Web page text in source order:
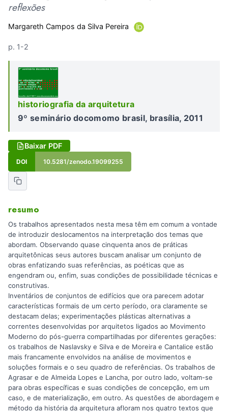
reflexões
Margareth Campos da Silva Pereira
p. 1-2
historiografia da arquitetura
9º seminário docomomo brasil, brasília, 2011
Baixar PDF
DOI 10.5281/zenodo.19099255
resumo
Os trabalhos apresentados nesta mesa têm em comum a vontade
de introduzir deslocamentos na interpretação dos temas que
abordam. Observando quase cinquenta anos de práticas
arquitetônicas seus autores buscam analisar um conjunto de
obras enfatizando suas referências, as poéticas que as
engendram ou, enfim, suas condições de possibilidade técnicas e
construtivas.
Inventários de conjuntos de edifícios que ora parecem adotar
características formais de um certo período, ora claramente se
destacam delas; experimentações plásticas alternativas a
correntes desenvolvidas por arquitetos ligados ao Movimento
Moderno do pós-guerra compartilhadas por diferentes gerações:
os trabalhos de Naslavsky e Silva e de Moreira e Cantalice estão
mais francamente envolvidos na análise de movimentos e
soluções formais e o seu quadro de referências. Os trabalhos de
Agrasar e de Almeida Lopes e Lancha, por outro lado, voltam-se
para obras específicas e suas condições de concepção, em um
caso, e de materialização, em outro. As questões de abordagem e
método da história da arquitetura afloram nos quatro textos que